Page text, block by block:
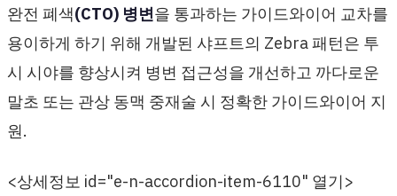
완전 폐색(CTO) 병변을 통과하는 가이드와이어 교차를
용이하게 하기 위해 개발된 샤프트의 Zebra 패턴은 투
시 시야를 향상시켜 병변 접근성을 개선하고 까다로운
말초 또는 관상 동맥 중재술 시 정확한 가이드와이어 지
원.
<상세정보 id="e-n-accordion-item-6110" 열기>